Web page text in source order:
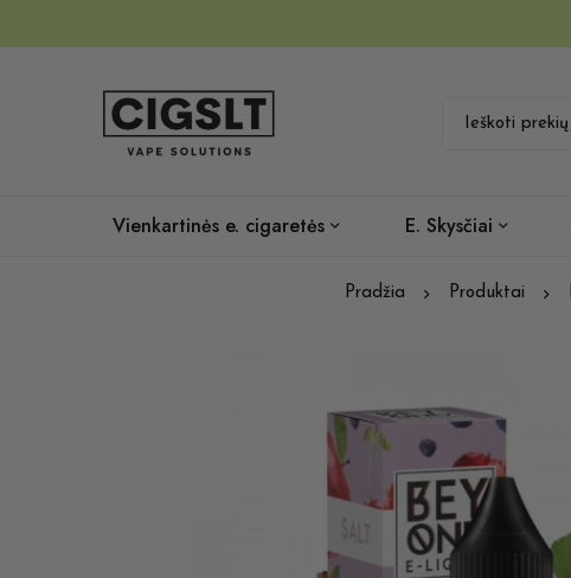
Vienkartinės e. cigaretės E. Skysčiai
Pradžia Produktai